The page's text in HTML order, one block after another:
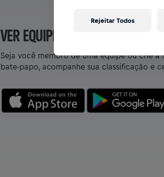
VER EQUIPES NO APP
Seja você membro de uma equipe ou crie
bate-papo, acompanhe sua classificação e
Rejeitar Todos